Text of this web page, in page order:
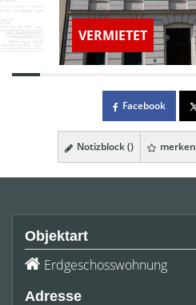
VERMIETET
Facebook
Notizblock () merken
Objektart
Erdgeschosswohnung
Adresse